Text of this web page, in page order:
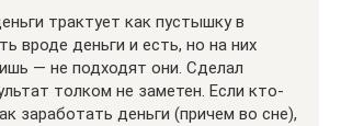
трактует как пустышку в
вроде деньги и есть, но на них
— не подходят они. Сделал
толком не заметен. Если кто-
заработать деньги (причем во сне),